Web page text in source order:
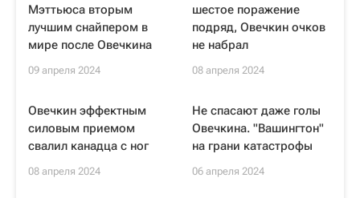
Мэттьюса вторым
лучшим снайпером в
мире после Овечкина
09 апреля 2024
шестое поражение
подряд, Овечкин очков
не набрал
08 апреля 2024
Овечкин эффектным
силовым приемом
свалил канадца с ног
08 апреля 2024
Не спасают даже голы
Овечкина. "Вашингтон"
на грани катастрофы
06 апреля 2024